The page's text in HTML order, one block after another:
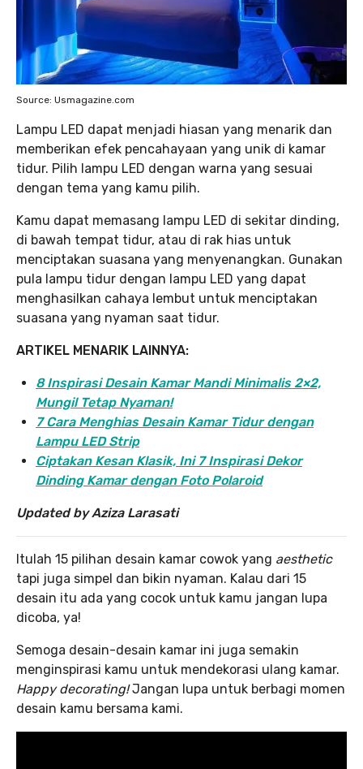
Source: Usmagazine.com
Lampu LED dapat menjadi hiasan yang menarik dan
memberikan efek pencahayaan yang unik di kamar
tidur. Pilih lampu LED dengan warna yang sesuai
dengan tema yang kamu pilih.
Kamu dapat memasang lampu LED di sekitar dinding,
di bawah tempat tidur, atau di rak hias untuk
menciptakan suasana yang menyenangkan. Gunakan
pula lampu tidur dengan lampu LED yang dapat
menghasilkan cahaya lembut untuk menciptakan
suasana yang nyaman saat tidur.
ARTIKEL MENARIK LAINNYA:
8 Inspirasi Desain Kamar Mandi Minimalis 2×2,
Mungil Tetap Nyaman!
7 Cara Menghias Desain Kamar Tidur dengan
Lampu LED Strip
Ciptakan Kesan Klasik, Ini 7 Inspirasi Dekor
Dinding Kamar dengan Foto Polaroid
Updated by Aziza Larasati
Itulah 15 pilihan desain kamar cowok yang aesthetic
tapi juga simpel dan bikin nyaman. Kalau dari 15
desain itu ada yang cocok untuk kamu jangan lupa
dicoba, ya!
Semoga desain-desain kamar ini juga semakin
menginspirasi kamu untuk mendekorasi ulang kamar.
Happy decorating!Jangan lupa untuk berbagi momen
desain kamu bersama kami.